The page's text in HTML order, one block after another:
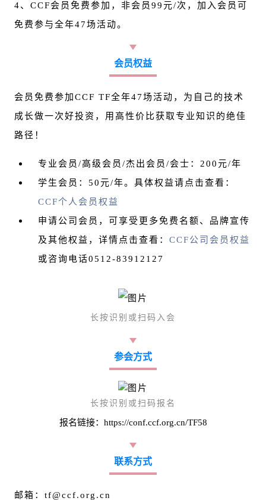
4、CCF会员免费参加，非会员99元/次，加入会员可
免费参与全年47场活动。
会员权益
会员免费参加CCF TF全年47场活动，为自己的技术
成长做一次好投资，用高性价比获取专业知识的绝佳
路径！
专业会员/高级会员/杰出会员/会士：200元/年
学生会员：50元/年。 具体权益请点击查看：
CCF个人会员权益
申请公司会员，可享受更多免费名额、品牌宣传
及其他权益，详情点击查看： CCF公司会员权益
或咨询电话0512-83912127
长按识别或扫码入会
参会方式
长按识别或扫码报名
报名链接：https://conf.ccf.org.cn/TF58
联系方式
邮箱：tf@ccf.org.cn